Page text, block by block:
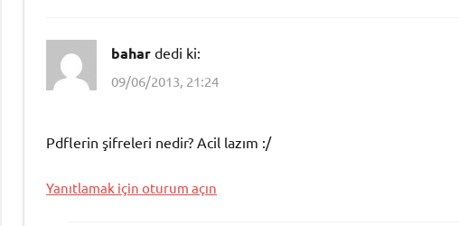
Vize
Soru
ve
bahar dedi ki:
09/06/2013, 21:24
Pdflerin şifreleri nedir? Acil lazım :/
Yanıtlamak için oturum açın